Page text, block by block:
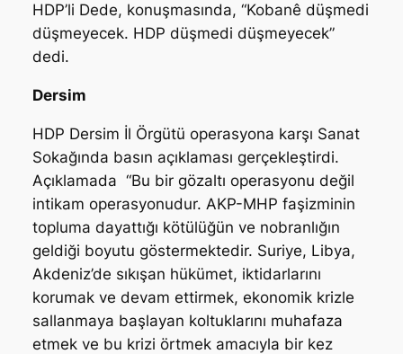
HDP’li Dede, konuşmasında, “Kobanê düşmedi
düşmeyecek. HDP düşmedi düşmeyecek”
dedi.
Dersim
HDP Dersim İl Örgütü operasyona karşı Sanat
Sokağında basın açıklaması gerçekleştirdi.
Açıklamada “Bu bir gözaltı operasyonu değil
intikam operasyonudur. AKP-MHP faşizminin
topluma dayattığı kötülüğün ve nobranlığın
geldiği boyutu göstermektedir. Suriye, Libya,
Akdeniz’de sıkışan hükümet, iktidarlarını
korumak ve devam ettirmek, ekonomik krizle
sallanmaya başlayan koltuklarını muhafaza
etmek ve bu krizi örtmek amacıyla bir kez